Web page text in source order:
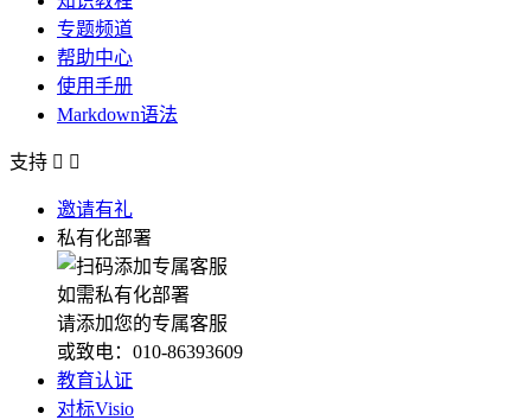
专题频道
帮助中心
使用手册
Markdown语法
支持  
邀请有礼
私有化部署
如需私有化部署
请添加您的专属客服
或致电：010-86393609
教育认证
对标Visio